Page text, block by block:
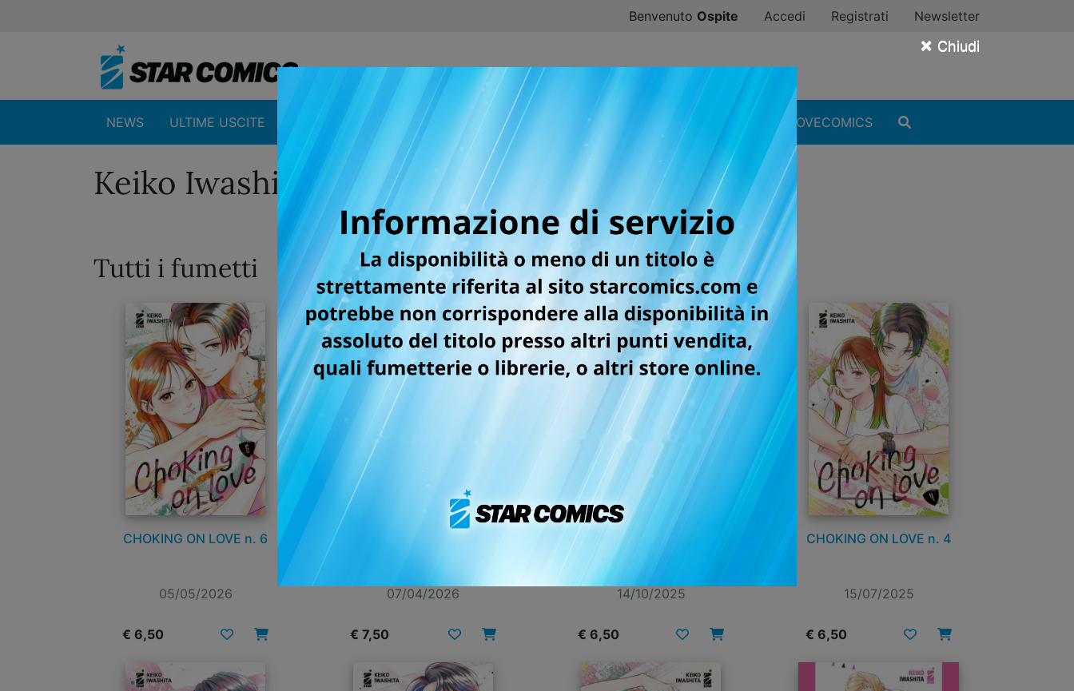
× Chiudi
Benvenuto Ospite Accedi Registrati Newsletter
NEWS ULTIME USCITE CATALOGO SFOGLIA ONLINE DIGISTAR #ILOVEMANGA #ILOVECOMICS
Keiko Iwashita
Tutti i fumetti
CHOKING ON LOVE n. 6
05/05/2026
€ 6,50
07/04/2026
€ 7,50
CHOKING ON LOVE n. 5
14/10/2025
€ 6,50
CHOKING ON LOVE n. 4
15/07/2025
€ 6,50